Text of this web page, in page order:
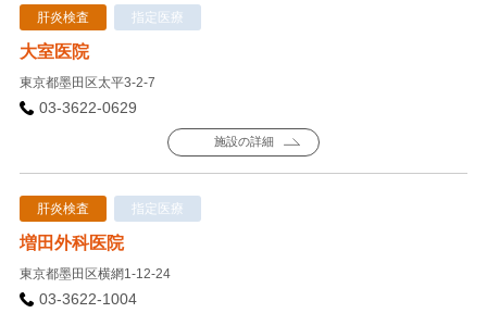
肝炎検査 指定医療
大室医院
東京都墨田区太平3-2-7
03-3622-0629
施設の詳細
肝炎検査 指定医療
増田外科医院
東京都墨田区横網1-12-24
03-3622-1004